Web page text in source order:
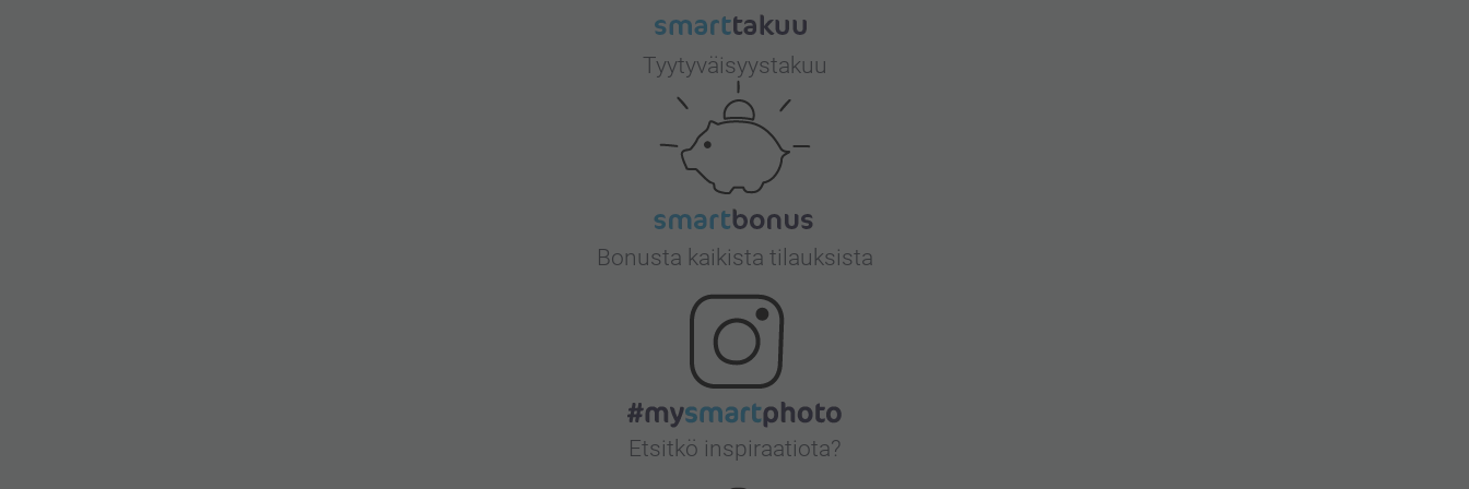
Tyytyväisyystakuu
Bonusta kaikista tilauksista
Etsitkö inspiraatiota?